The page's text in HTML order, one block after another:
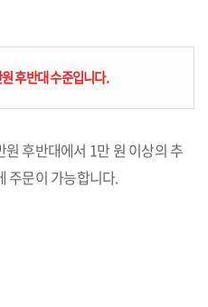
후반대 수준입니다.
후반대에서 1만 원 이상의 추
주문이 가능합니다.